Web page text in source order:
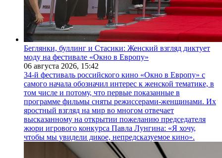
Беглянки, буллинг и Стасики: Женский взгляд диктует
моду на фестивале «Окно в Европу»
06 августа 2026, 15:42
34-й фестиваль российского кино «Окно в Европу» с
самого начала обозначил интерес к женской тематике, в
том числе и потому, что первые показанные в
программе фильмы сняты режиссерами-женщинами. Их
яростный взгляд на мир во многом отвечает
высказанному на открытии пожеланию председателя
жюри игрового конкурса Павла Лунгина: «Я хочу,
чтобы мы увидели дикое, непредсказуемое кино».